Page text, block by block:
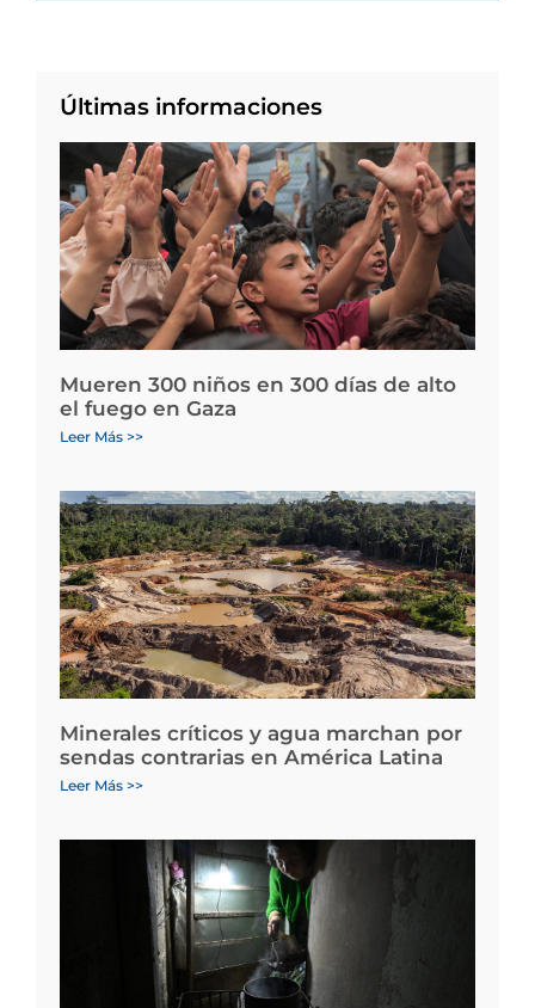
Últimas informaciones
Mueren 300 niños en 300 días de alto
el fuego en Gaza
Leer Más >>
Minerales críticos y agua marchan por
sendas contrarias en América Latina
Leer Más >>